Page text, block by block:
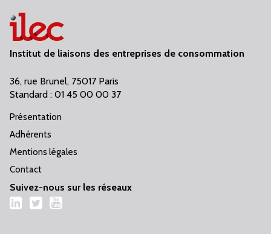
Institut de liaisons des entreprises de consommation
36, rue Brunel, 75017 Paris
Standard : 01 45 00 00 37
Présentation
Adhérents
Mentions légales
Contact
Suivez-nous sur les réseaux
LinkedIn
TwitterYouTube